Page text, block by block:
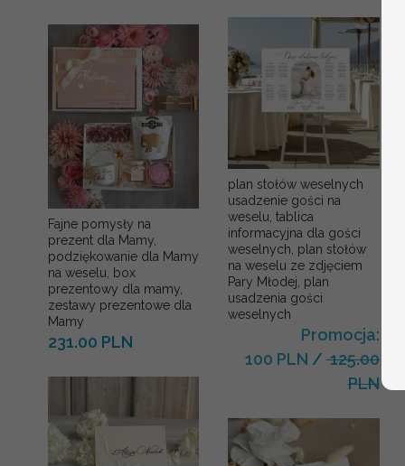
Fajne pomysły na
prezent dla Mamy,
podziękowanie dla Mamy
na weselu, box
prezentowy dla mamy,
zestawy prezentowe dla
Mamy
231.00 PLN
plan stołów weselnych
usadzenie gości na
weselu, tablica
informacyjna dla gości
weselnych, plan stołów
na weselu ze zdjęciem
Pary Młodej, plan
usadzenia gości
weselnych
Promocja:
100 PLN /125.00
PLN